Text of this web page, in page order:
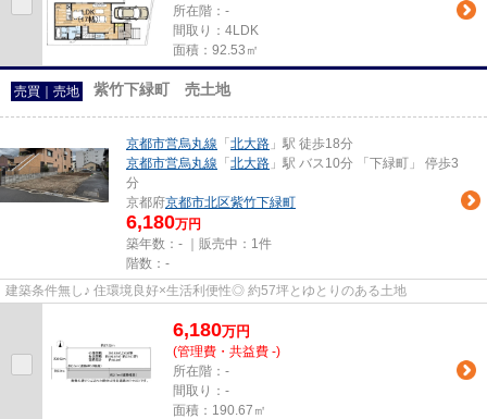
所在階：-
間取り：4LDK
面積：92.53㎡
売買｜売地 紫竹下緑町 売土地
京都市営烏丸線 「 北大路 」駅 徒歩18分
京都市営烏丸線 「 北大路 」駅 バス10分 「下緑町」 停歩3
分
京都府京都市北区紫竹下緑町
6,180万円
築年数：- ｜販売中： 1件
階数：-
建築条件無し♪ 住環境良好×生活利便性◎ 約57坪とゆとりのある土地
6,180万円
(管理費・共益費 -)
所在階：-
間取り：-
面積：190.67㎡